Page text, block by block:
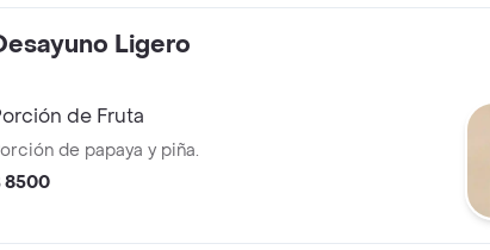
Ligero
de Fruta
de papaya y piña.
8500